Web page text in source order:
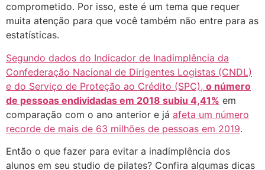
comprometido. Por isso, este é um tema que requer
muita atenção para que você também não entre para as
estatísticas.
Segundo dados do Indicador de Inadimplência da
Confederação Nacional de Dirigentes Logistas (CNDL)
e do Serviço de Proteção ao Crédito (SPC), o número
de pessoas endividadas em 2018 subiu 4,41% em
comparação com o ano anterior e já afeta um número
recorde de mais de 63 milhões de pessoas em 2019.
Então o que fazer para evitar a inadimplência dos
alunos em seu studio de pilates? Confira algumas dicas